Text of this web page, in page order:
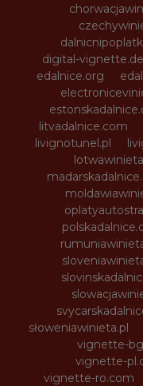
digital-vignette.de
edalnice.org
litvadalnice.com
livignotunel.pl
słoweniawinieta.pl
vignette-
vignette-
vignette-ro.com